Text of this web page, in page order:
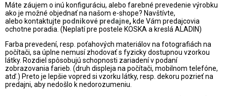
Máte záujem o inú konfiguráciu, alebo farebné prevedenie výrobku
ako je možné objednať na našom e-shope? Navštívte,
alebo kontaktujte podnikové predajne, kde Vám predajcovia
ochotne poradia. (Neplatí pre postele KOSKA a kreslá ALADIN)
Farba prevedení, resp. poťahových materiálov na fotografiách na
počítači, sa úplne nemusí zhodovať s fyzicky dostupnou vzorkou
látky. Rozdiel spôsobujú schopnosti zariadení v podaní
zobrazovania farieb. (druh displeja na počítači, mobilnom telefóne,
atď.) Preto je lepšie vopred si vzorku látky, resp. dekoru pozrieť na
predajni, aby nedošlo k nedorozumeniu.